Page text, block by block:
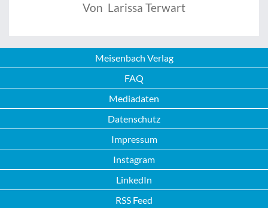
Von Larissa Terwart
Meisenbach Verlag
FAQ
Mediadaten
Datenschutz
Impressum
Instagram
LinkedIn
RSS Feed